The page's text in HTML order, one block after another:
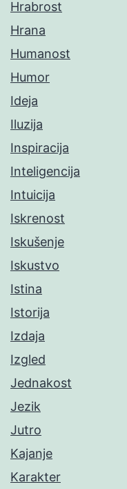
Hrabrost
Hrana
Humanost
Humor
Ideja
Iluzija
Inspiracija
Inteligencija
Intuicija
Iskrenost
Iskušenje
Iskustvo
Istina
Istorija
Izdaja
Izgled
Jednakost
Jezik
Jutro
Kajanje
Karakter